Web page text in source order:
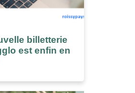
billetterie
est enfin en